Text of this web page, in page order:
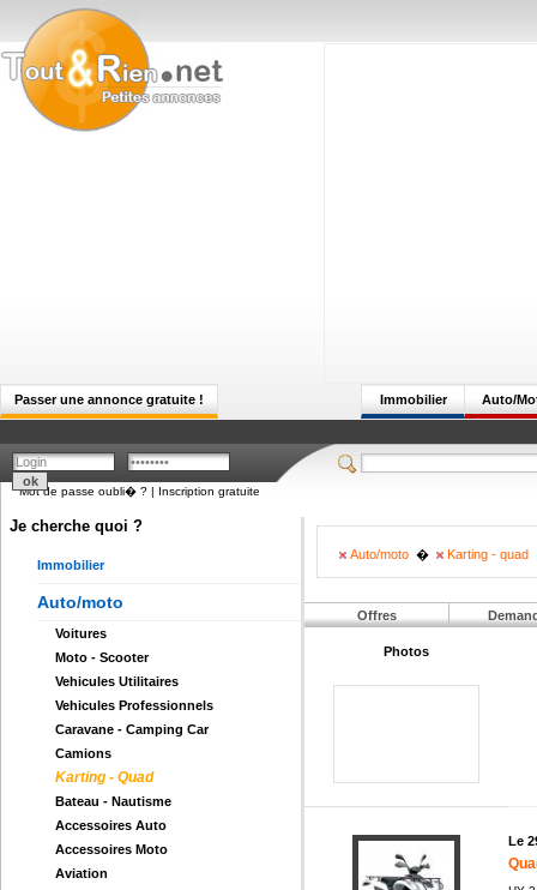
Passer une annonce gratuite ! Auto/
Immobilier
Mot de passe oubli� ? | Inscription gratuite
Je cherche quoi ?
Immobilier
Auto/moto
Voitures
Moto - Scooter
Vehicules Utilitaires
Vehicules Professionnels
Caravane - Camping Car
Camions
Karting - Quad
Bateau - Nautisme
Accessoires Auto
Accessoires Moto
Aviation
Auto/moto � Karting - quad
Offres
Photos
Le